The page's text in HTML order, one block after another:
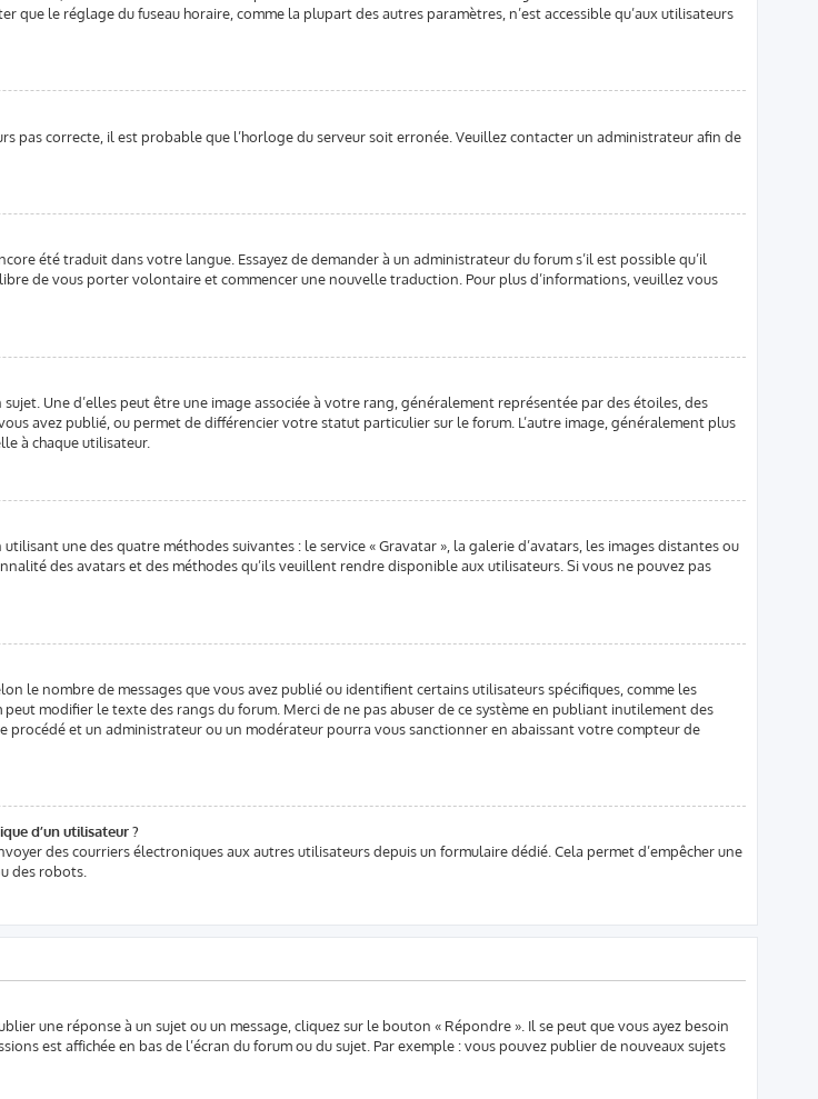
le réglage du fuseau horaire, comme la plupart des autres paramètres, n’est accessible qu’aux utilisateurs
pas correcte, il est probable que l’horloge du serveur soit erronée. Veuillez contacter un administrateur afin de
été traduit dans votre langue. Essayez de demander à un administrateur du forum s’il est possible qu’il
de vous porter volontaire et commencer une nouvelle traduction. Pour plus d’informations, veuillez vous
Une d’elles peut être une image associée à votre rang, généralement représentée par des étoiles, des
avez publié, ou permet de différencier votre statut particulier sur le forum. L’autre image, généralement plus
à chaque utilisateur.
une des quatre méthodes suivantes : le service « Gravatar », la galerie d’avatars, les images distantes ou
des avatars et des méthodes qu’ils veuillent rendre disponible aux utilisateurs. Si vous ne pouvez pas
le nombre de messages que vous avez publié ou identifient certains utilisateurs spécifiques, comme les
modifier le texte des rangs du forum. Merci de ne pas abuser de ce système en publiant inutilement des
procédé et un administrateur ou un modérateur pourra vous sanctionner en abaissant votre compteur de
d’un utilisateur ?
des courriers électroniques aux autres utilisateurs depuis un formulaire dédié. Cela permet d’empêcher une
des robots.
une réponse à un sujet ou un message, cliquez sur le bouton « Répondre ». Il se peut que vous ayez besoin
est affichée en bas de l’écran du forum ou du sujet. Par exemple : vous pouvez publier de nouveaux sujets